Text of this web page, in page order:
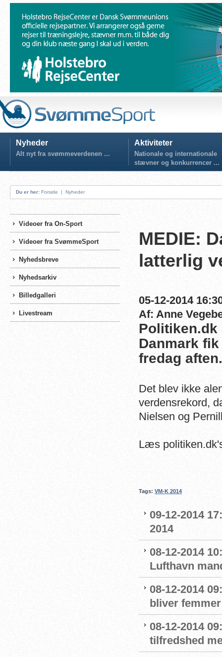
Nyheder
Alt nyt fra svømmeverdenen ...
Aktiviteter
Nationale og internationale
stævner og konkurrencer ...
Du er her: Forside | Nyheder
Videoer fra On-Sport
Videoer fra SvømmeSport
Nyhedsbreve
Nyhedsarkiv
Billedgalleri
Livestream
MEDIE:
latterlig
05-12-2014
Af: Anne
Politiken.dk
Danmark
fredag aften.
Det blev ikke
verdensrekord,
Nielsen og
Læs
Tags: VM-K 2014
09-12-2014
2014
08-12-2014
Lufthavn
08-12-2014
bliver
08-12-2014
tilfredshed